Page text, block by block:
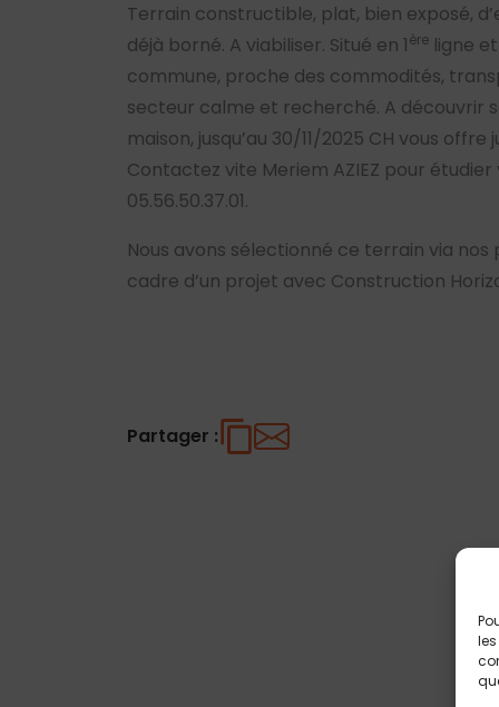
Terrain constructible, plat, bien exposé,
déjà borné. A viabiliser. Situé en 1ère ligne
commune, proche des commodités,
secteur calme et recherché. A découvrir
maison, jusqu’au 30/11/2025 CH vous offre
Contactez vite Meriem AZIEZ pour
05.56.50.37.01.
Nous avons sélectionné ce terrain via
cadre d’un projet avec Construction
Partager :